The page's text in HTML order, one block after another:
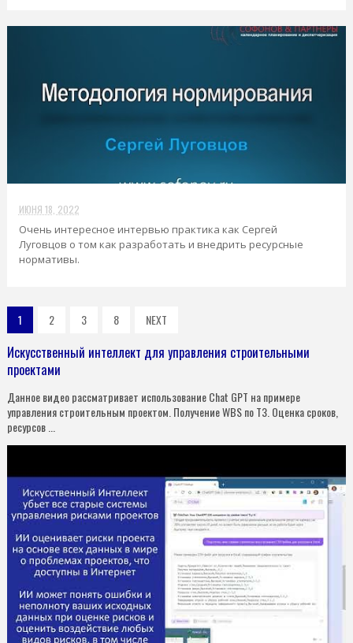
ИЮНЯ 18, 2022
Очень интересное интервью практика как Сергей
Луговцов о том как разработать и внедрить ресурсные
нормативы.
1 2 3 8 NEXT
Искусственный интеллект для управления строительными
проектами
Данное видео рассматривает использование Chat GPT на примере
управления строительным проектом. Получение WBS по ТЗ. Оценка сроков,
ресурсов ...